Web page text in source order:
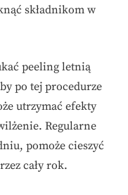
składnikom w
peeling letnią
po tej procedurze
utrzymać efekty
Regularne
pomoże cieszyć
cały rok.